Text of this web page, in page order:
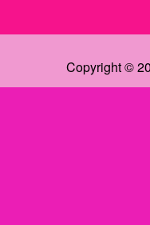
Copyright ©